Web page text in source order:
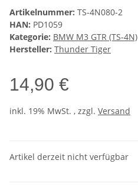
Artikelnummer: TS-4N080-2
HAN: PD1059
Kategorie: BMW M3 GTR (TS-4N)
Hersteller: Thunder Tiger
14,90 €
inkl. 19% MwSt. , zzgl. Versand
Artikel derzeit nicht verfügbar